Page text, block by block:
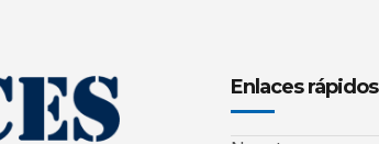
Enlaces rápidos